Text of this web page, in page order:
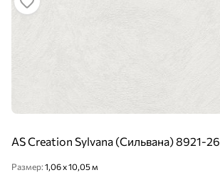
AS Creation Sylvana (Сильвана) 8921-26
Размер: 1,06 x 10,05 м